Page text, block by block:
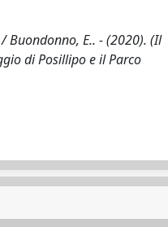
Buondonno, E.. - (2020). (Il
di Posillipo e il Parco